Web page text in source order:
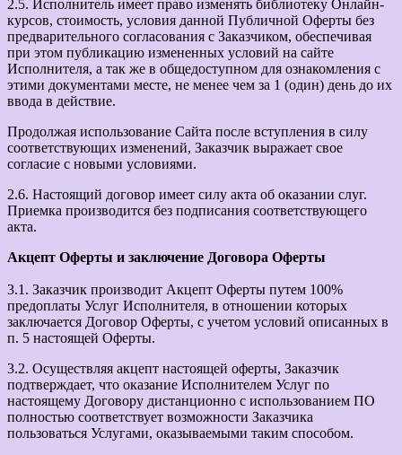
2.5. Исполнитель имеет право изменять библиотеку Онлайн-
курсов, стоимость, условия данной Публичной Оферты без
предварительного согласования с Заказчиком, обеспечивая
при этом публикацию измененных условий на сайте
Исполнителя, а так же в общедоступном для ознакомления с
этими документами месте, не менее чем за 1 (один) день до их
ввода в действие.
Продолжая использование Сайта после вступления в силу
соответствующих изменений, Заказчик выражает свое
согласие с новыми условиями.
2.6. Настоящий договор имеет силу акта об оказании слуг.
Приемка производится без подписания соответствующего
акта.
Акцепт Оферты и заключение Договора Оферты
3.1. Заказчик производит Акцепт Оферты путем 100%
предоплаты Услуг Исполнителя, в отношении которых
заключается Договор Оферты, с учетом условий описанных в
п. 5 настоящей Оферты.
3.2. Осуществляя акцепт настоящей оферты, Заказчик
подтверждает, что оказание Исполнителем Услуг по
настоящему Договору дистанционно с использованием ПО
полностью соответствует возможности Заказчика
пользоваться Услугами, оказываемыми таким способом.